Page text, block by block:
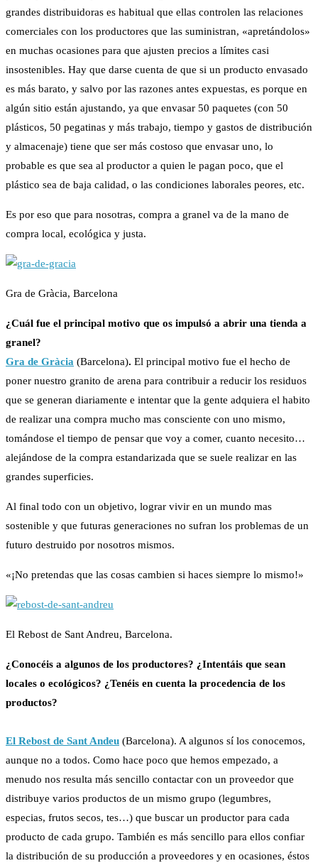
grandes distribuidoras es habitual que ellas controlen las relaciones
comerciales con los productores que las suministran, «apretándolos»
en muchas ocasiones para que ajusten precios a límites casi
insostenibles. Hay que darse cuenta de que si un producto envasado
es más barato, y salvo por las razones antes expuestas, es porque en
algún sitio están ajustando, ya que envasar 50 paquetes (con 50
plásticos, 50 pegatinas y más trabajo, tiempo y gastos de distribución
y almacenaje) tiene que ser más costoso que envasar uno, lo
probable es que sea al productor a quien le pagan poco, que el
plástico sea de baja calidad, o las condiciones laborales peores, etc.
Es por eso que para nosotras, compra a granel va de la mano de
compra local, ecológica y justa.
Gra de Gràcia, Barcelona
¿Cuál fue el principal motivo que os impulsó a abrir una tienda a
granel?
Gra de Gràcia (Barcelona). El principal motivo fue el hecho de
poner nuestro granito de arena para contribuir a reducir los residuos
que se generan diariamente e intentar que la gente adquiera el habito
de realizar una compra mucho mas consciente con uno mismo,
tomándose el tiempo de pensar que voy a comer, cuanto necesito…
alejándose de la compra estandarizada que se suele realizar en las
grandes superficies.
Al final todo con un objetivo, lograr vivir en un mundo mas
sostenible y que futuras generaciones no sufran los problemas de un
futuro destruido por nosotros mismos.
«¡No pretendas que las cosas cambien si haces siempre lo mismo!»
El Rebost de Sant Andreu, Barcelona.
¿Conocéis a algunos de los productores? ¿Intentáis que sean
locales o ecológicos? ¿Tenéis en cuenta la procedencia de los
productos?
El Rebost de Sant Andeu (Barcelona). A algunos sí los conocemos,
aunque no a todos. Como hace poco que hemos empezado, a
menudo nos resulta más sencillo contactar con un proveedor que
distribuye varios productos de un mismo grupo (legumbres,
especias, frutos secos, tes…) que buscar un productor para cada
producto de cada grupo. También es más sencillo para ellos confiar
la distribución de su producción a proveedores y en ocasiones, éstos